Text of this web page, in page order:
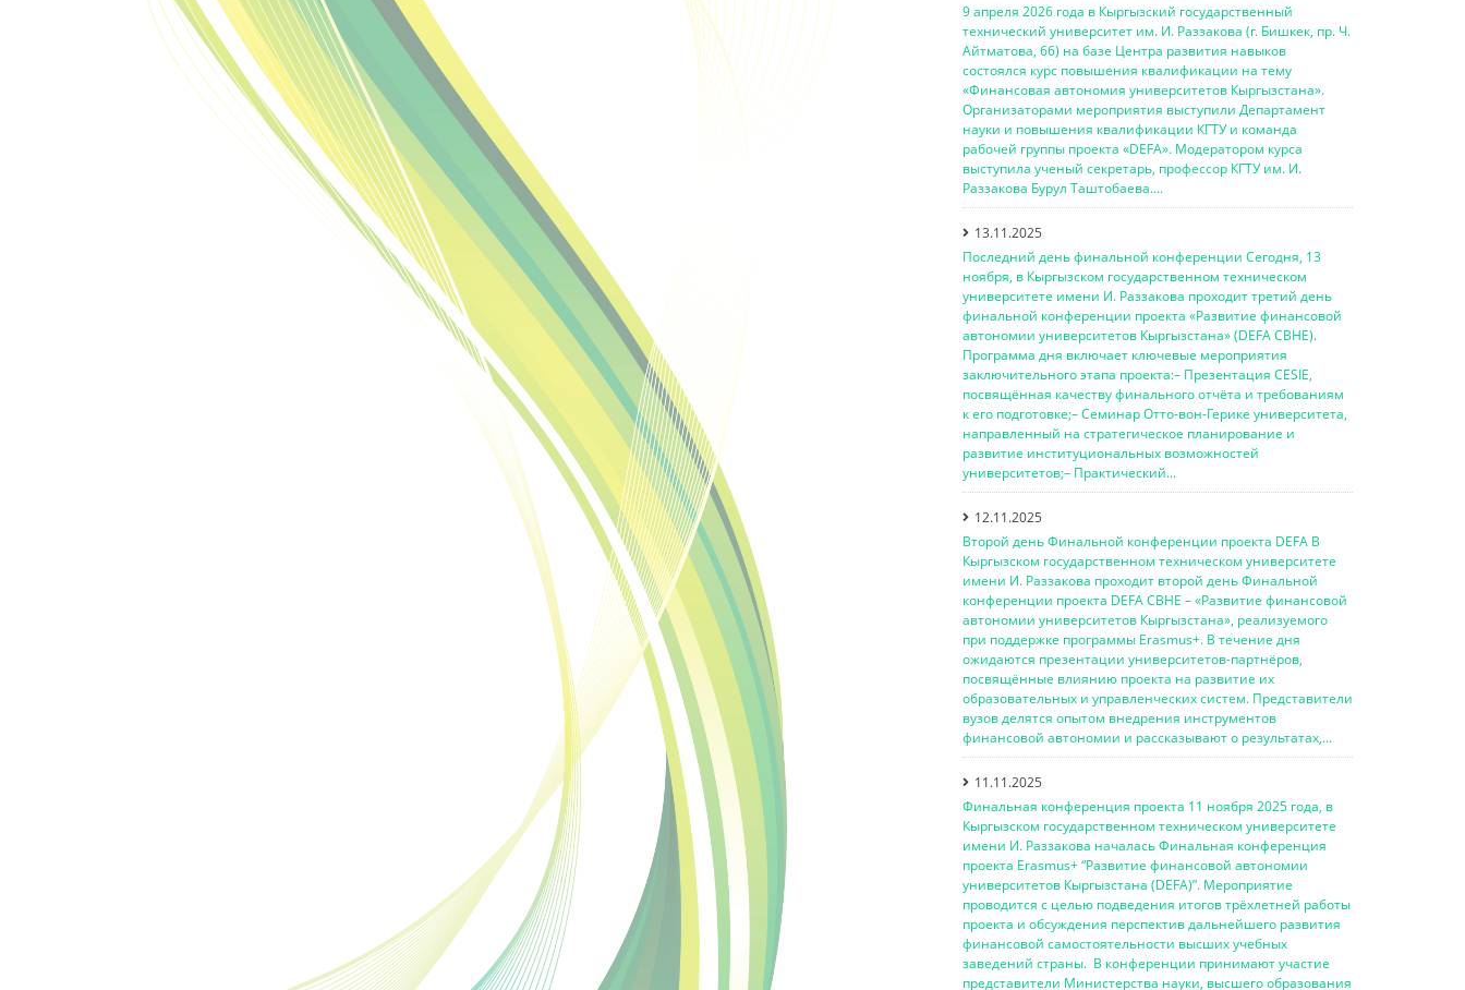
9 апреля 2026 года в Кыргызский государственный
технический университет им. И. Раззакова (г. Бишкек, пр. Ч.
Айтматова, 66) на базе Центра развития навыков
состоялся курс повышения квалификации на тему
«Финансовая автономия университетов Кыргызстана».
Организаторами мероприятия выступили Департамент
науки и повышения квалификации КГТУ и команда
рабочей группы проекта «DEFA». Модератором курса
выступила ученый секретарь, профессор КГТУ им. И.
Раззакова Бурул Таштобаева....
13.11.2025
Последний день финальной конференции Сегодня, 13
ноября, в Кыргызском государственном техническом
университете имени И. Раззакова проходит третий день
финальной конференции проекта «Развитие финансовой
автономии университетов Кыргызстана» (DEFA CBHE).
Программа дня включает ключевые мероприятия
заключительного этапа проекта:– Презентация CESIE,
посвящённая качеству финального отчёта и требованиям
к его подготовке;– Семинар Отто-вон-Герике университета,
направленный на стратегическое планирование и
развитие институциональных возможностей
университетов;– Практический...
12.11.2025
Второй день Финальной конференции проекта DEFA В
Кыргызском государственном техническом университете
имени И. Раззакова проходит второй день Финальной
конференции проекта DEFA CBHE – «Развитие финансовой
автономии университетов Кыргызстана», реализуемого
при поддержке программы Erasmus+. В течение дня
ожидаются презентации университетов-партнёров,
посвящённые влиянию проекта на развитие их
образовательных и управленческих систем. Представители
вузов делятся опытом внедрения инструментов
финансовой автономии и рассказывают о результатах,...
11.11.2025
Финальная конференция проекта 11 ноября 2025 года, в
Кыргызском государственном техническом университете
имени И. Раззакова началась Финальная конференция
проекта Erasmus+ “Развитие финансовой автономии
университетов Кыргызстана (DEFA)”. Мероприятие
проводится с целью подведения итогов трёхлетней работы
проекта и обсуждения перспектив дальнейшего развития
финансовой самостоятельности высших учебных
заведений страны. В конференции принимают участие
представители Министерства науки, высшего образования